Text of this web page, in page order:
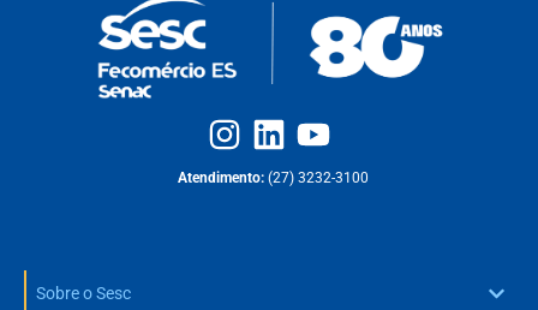
Atendimento: (27) 3232-3100
Sobre o Sesc